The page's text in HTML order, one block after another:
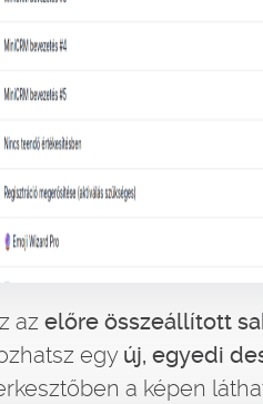
az előre összeállított
egy új, egyedi
a képen